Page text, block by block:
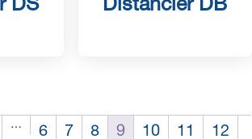
DS Distancier DB
… 6 7 8 9 10 11 12